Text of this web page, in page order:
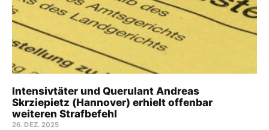
Intensivtäter und Querulant Andreas
Skrziepietz (Hannover) erhielt offenbar
weiteren Strafbefehl
26. DEZ. 2025